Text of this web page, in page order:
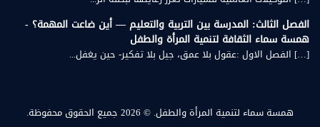
الفصل الثالث: المدرسة بين التربية والتعليم — أين ضاعت المهمة؟ -
همسة سماء الثقافة لتنمية المرأة والطفل
[…] الفصل الاول :عقول بلا عمق، جيل بلا تفكير- حين يغفل...
همسة سماء لتنمية المرأة والطفل. © 2026 جميع الحقوق محفوظة.